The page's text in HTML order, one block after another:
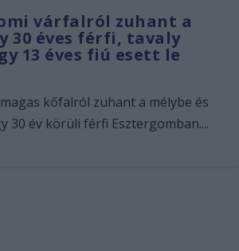
várfalról zuhant a
30 éves férfi, tavaly
13 éves fiú esett le
kőfalról zuhant a mélybe és
30 év körüli férfi Esztergomban....